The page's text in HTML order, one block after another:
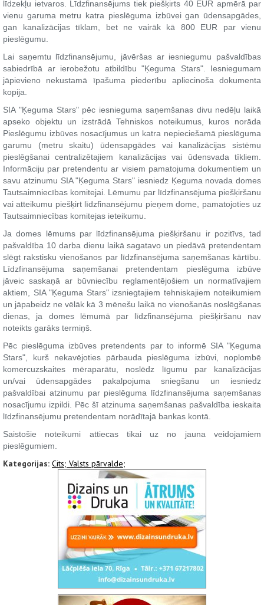
līdzekļu ietvaros. Līdzfinansējums tiek piešķirts 40 EUR apmērā par
vienu garuma metru katra pieslēguma izbūvei gan ūdensapgādes,
gan kanalizācijas tīklam, bet ne vairāk kā 800 EUR par vienu
pieslēgumu.
Lai saņemtu līdzfinansējumu, jāvēršas ar iesniegumu pašvaldības
sabiedrībā ar ierobežotu atbildību "Ķeguma Stars". Iesniegumam
jāpievieno nekustamā īpašuma piederību apliecinoša dokumenta
kopija.
SIA "Ķeguma Stars" pēc iesnieguma saņemšanas divu nedēļu laikā
apseko objektu un izstrādā Tehniskos noteikumus, kuros norāda
Pieslēgumu izbūves nosacījumus un katra nepieciešamā pieslēguma
garumu (metru skaitu) ūdensapgādes vai kanalizācijas sistēmu
pieslēgšanai centralizētajiem kanalizācijas vai ūdensvada tīkliem.
Informāciju par pretendentu ar visiem pamatojuma dokumentiem un
savu atzinumu SIA "Ķeguma Stars" iesniedz Ķeguma novada domes
Tautsaimniecības komitejai. Lēmumu par līdzfinansējuma piešķiršanu
vai atteikumu piešķirt līdzfinansējumu pieņem dome, pamatojoties uz
Tautsaimniecības komitejas ieteikumu.
Ja domes lēmums par līdzfinansējuma piešķiršanu ir pozitīvs, tad
pašvaldība 10 darba dienu laikā sagatavo un piedāvā pretendentam
slēgt rakstisku vienošanos par līdzfinansējuma saņemšanas kārtību.
Līdzfinansējuma saņemšanai pretendentam pieslēguma izbūve
jāveic saskaņā ar būvniecību reglamentējošiem un normatīvajiem
aktiem, SIA "Ķeguma Stars" izsniegtajiem tehniskajiem noteikumiem
un jāpabeidz ne vēlāk kā 3 mēnešu laikā no vienošanās noslēgšanas
dienas, ja domes lēmumā par līdzfinansējuma piešķiršanu nav
noteikts garāks termiņš.
Pēc pieslēguma izbūves pretendents par to informē SIA "Ķeguma
Stars", kurš nekavējoties pārbauda pieslēguma izbūvi, noplombē
komercuzskaites mēraparātu, noslēdz līgumu par kanalizācijas
un/vai ūdensapgādes pakalpojuma sniegšanu un iesniedz
pašvaldībai atzinumu par pieslēguma līdzfinansējuma saņemšanas
nosacījumu izpildi. Pēc šī atzinuma saņemšanas pašvaldība ieskaita
līdzfinansējumu pretendentam norādītajā bankas kontā.
Saistošie noteikumi attiecas tikai uz no jauna veidojamiem
pieslēgumiem.
Kategorijas: Cits; Valsts pārvalde;